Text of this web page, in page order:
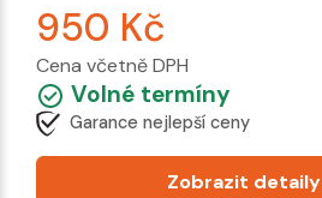
950 Kč
Cena včetně DPH
Volné termíny
Garance nejlepší ceny
Zobrazit detaily